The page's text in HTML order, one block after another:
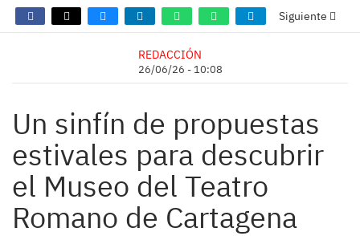
Siguiente
REDACCIÓN
26/06/26 - 10:08
Un sinfín de propuestas
estivales para descubrir
el Museo del Teatro
Romano de Cartagena